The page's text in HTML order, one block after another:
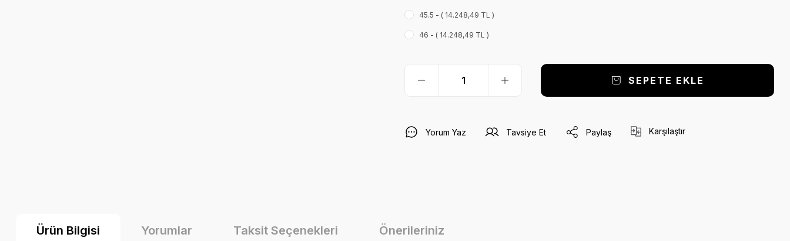
45.5 - ( 14.248,49 TL )
46 - ( 14.248,49 TL )
SEPETE EKLE
Yorum Yaz Tavsiye Et Paylaş Karşılaştır
Ürün Bilgisi Yorumlar Taksit Seçenekleri Önerileriniz